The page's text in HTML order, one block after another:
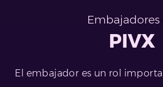
Embajadores
PIVX
El embajador es un rol